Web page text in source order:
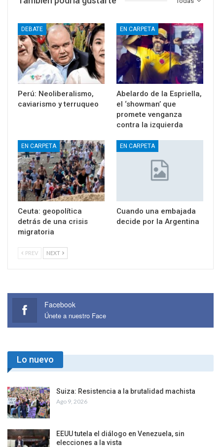
DEBATE
Perú: Neoliberalismo,
caviarismo y terruqueo
EN CARPETA
Abelardo de la Espriella,
el ‘showman’ que
promete venganza
contra la izquierda
EN CARPETA
Ceuta: geopolítica
detrás de una crisis
migratoria
EN CARPETA
Cuando una embajada
decide por la Argentina
PREV NEXT
Facebook
Únete a nuestro Face
Lo nuevo
Suiza: Resistencia a la brutalidad machista
Ago 9, 2026
EEUU tutela el diálogo en Venezuela, sin
elecciones a la vista